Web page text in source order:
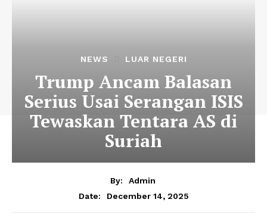
NEWS LUAR NEGERI
Trump Ancam Balasan
Serius Usai Serangan ISIS
Tewaskan Tentara AS di
Suriah
By:
Admin
Date:
December 14, 2025